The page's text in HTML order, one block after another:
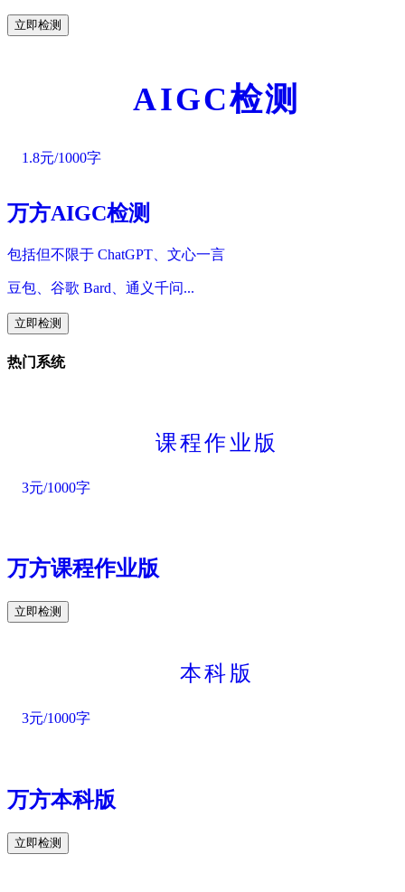
立即检测
AIGC检测
1.8元/1000字
万方AIGC检测
包括但不限于 ChatGPT、文心一言
豆包、谷歌 Bard、通义千问...
立即检测
热门系统
课程作业版
3元/1000字
万方课程作业版
立即检测
本科版
3元/1000字
万方本科版
立即检测